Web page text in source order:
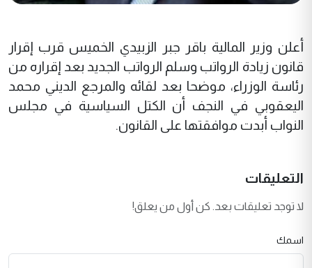
أعلن وزير المالية باقر جبر الزبيدي الخميس قرب إقرار
قانون زيادة الرواتب وسلم الرواتب الجديد بعد إقراره من
رئاسة الوزراء، موضحا بعد لقائه والمرجع الديني محمد
اليعقوبي في النجف أن الكتل السياسية في مجلس
النواب أبدت موافقتها على القانون.
التعليقات
لا توجد تعليقات بعد. كن أول من يعلق!
اسمك